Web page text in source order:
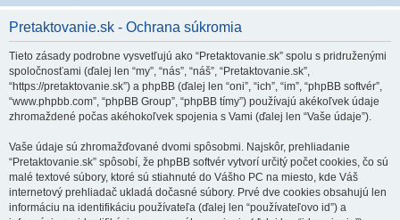
Pretaktovanie.sk - Ochrana súkromia
Tieto zásady podrobne vysvetľujú ako “Pretaktovanie.sk” spolu s pridruženými
spoločnosťami (ďalej len “my”, “nás”, “náš”, “Pretaktovanie.sk”,
“https://pretaktovanie.sk”) a phpBB (ďalej len “oni”, “ich”, “im”, “phpBB softvér”,
“www.phpbb.com”, “phpBB Group”, “phpBB tímy”) používajú akékoľvek údaje
zhromaždené počas akéhokoľvek spojenia s Vami (ďalej len “Vaše údaje”).
Vaše údaje sú zhromažďované dvomi spôsobmi. Najskôr, prehliadanie
“Pretaktovanie.sk” spôsobí, že phpBB softvér vytvorí určitý počet cookies, čo sú
malé textové súbory, ktoré sú stiahnuté do Vášho PC na miesto, kde Váš
internetový prehliadač ukladá dočasné súbory. Prvé dve cookies obsahujú len
informáciu na identifikáciu používateľa (ďalej len “používateľovo id”) a